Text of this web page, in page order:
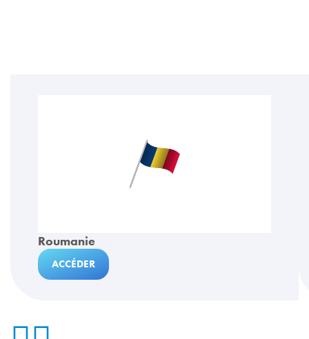
Roumanie
ACCÉDER